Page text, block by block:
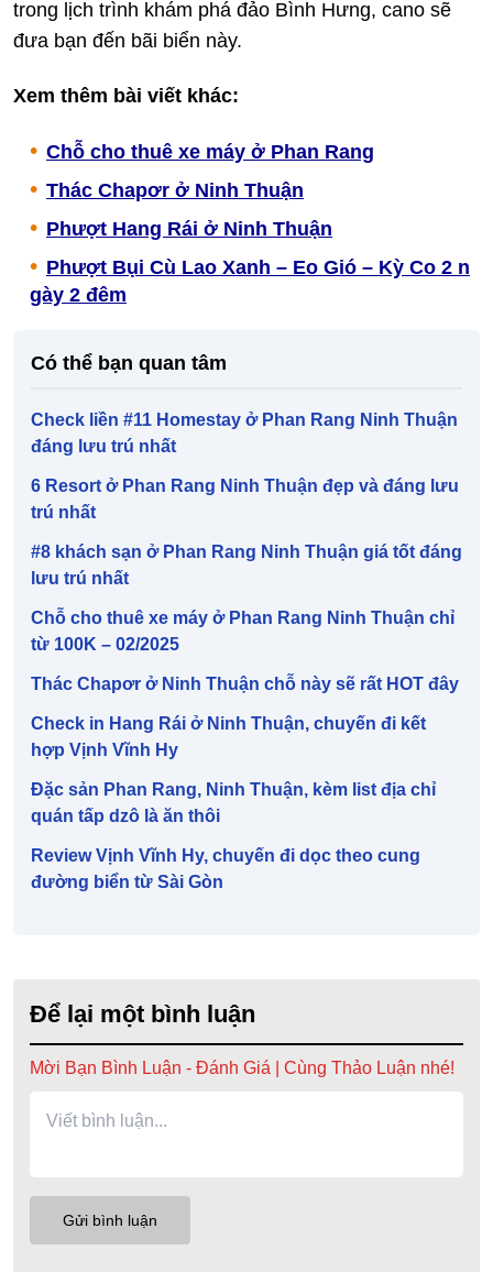
trong lịch trình khám phá đảo Bình Hưng, cano sẽ
đưa bạn đến bãi biển này.
Xem thêm bài viết khác:
Chỗ cho thuê xe máy ở Phan Rang
Thác Chapơr ở Ninh Thuận
Phượt Hang Rái ở Ninh Thuận
Phượt Bụi Cù Lao Xanh – Eo Gió – Kỳ Co 2 n
gày 2 đêm
Có thể bạn quan tâm
Check liền #11 Homestay ở Phan Rang Ninh Thuận
đáng lưu trú nhất
6 Resort ở Phan Rang Ninh Thuận đẹp và đáng lưu
trú nhất
#8 khách sạn ở Phan Rang Ninh Thuận giá tốt đáng
lưu trú nhất
Chỗ cho thuê xe máy ở Phan Rang Ninh Thuận chỉ
từ 100K – 02/2025
Thác Chapơr ở Ninh Thuận chỗ này sẽ rất HOT đây
Check in Hang Rái ở Ninh Thuận, chuyến đi kết
hợp Vịnh Vĩnh Hy
Đặc sản Phan Rang, Ninh Thuận, kèm list địa chỉ
quán tấp dzô là ăn thôi
Review Vịnh Vĩnh Hy, chuyến đi dọc theo cung
đường biển từ Sài Gòn
Để lại một bình luận
Mời Bạn Bình Luận - Đánh Giá | Cùng Thảo Luận nhé!